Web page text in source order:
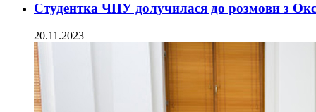
Студентка ЧНУ долучилася до розмови з
20.11.2023